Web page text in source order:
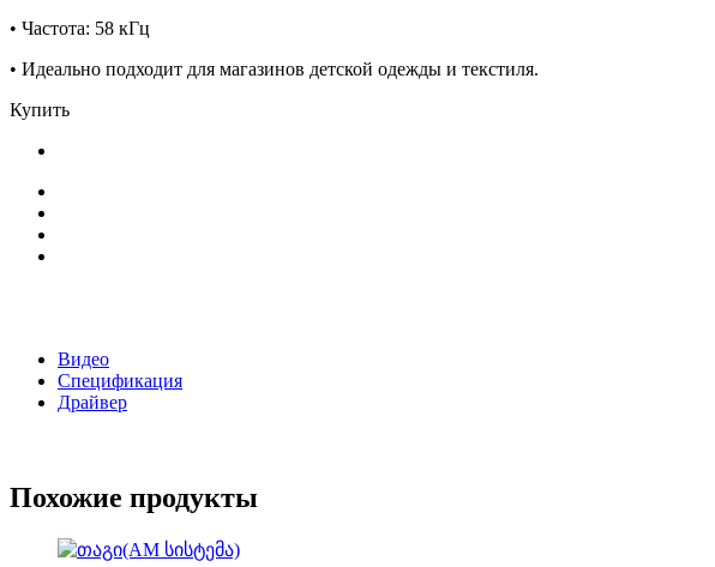
• Частота: 58 кГц
• Идеально подходит для магазинов детской одежды и текстиля.
Купить
Видео
Спецификация
Драйвер
Похожие продукты